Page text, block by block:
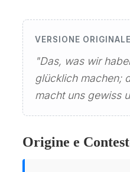
VERSIONE ORIGINALE
"Das, was wir
glücklich machen;
macht uns gewiss
Origine e